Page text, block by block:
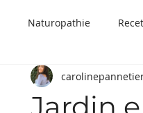
Naturopathie